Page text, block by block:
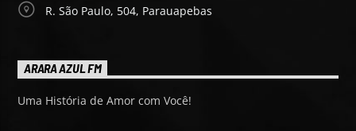
R. São Paulo, 504, Parauapebas
ARARA AZUL FM
Uma História de Amor com Você!